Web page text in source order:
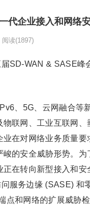
代企业接入和网络
阅读(1897)
SD-WAN & SASE峰
、5G、云网融合等
物联网、工业互联网、
业在对网络业务质量要
的安全威胁形势。为
正在转向新型接入和安
服务边缘 (SASE) 和
点和网络的扩展威胁